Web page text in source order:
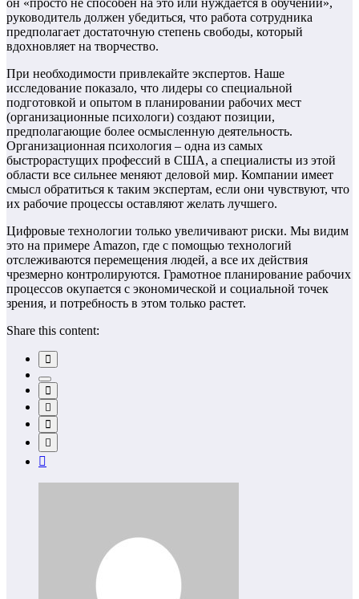
он «просто не способен на это или нуждается в обучении»,
руководитель должен убедиться, что работа сотрудника
предполагает достаточную степень свободы, который
вдохновляет на творчество.
При необходимости привлекайте экспертов. Наше
исследование показало, что лидеры со специальной
подготовкой и опытом в планировании рабочих мест
(организационные психологи) создают позиции,
предполагающие более осмысленную деятельность.
Организационная психология – одна из самых
быстрорастущих профессий в США, а специалисты из этой
области все сильнее меняют деловой мир. Компании имеет
смысл обратиться к таким экспертам, если они чувствуют, что
их рабочие процессы оставляют желать лучшего.
Цифровые технологии только увеличивают риски. Мы видим
это на примере Amazon, где с помощью технологий
отслеживаются перемещения людей, а все их действия
чрезмерно контролируются. Грамотное планирование рабочих
процессов окупается с экономической и социальной точек
зрения, и потребность в этом только растет.
Share this content: